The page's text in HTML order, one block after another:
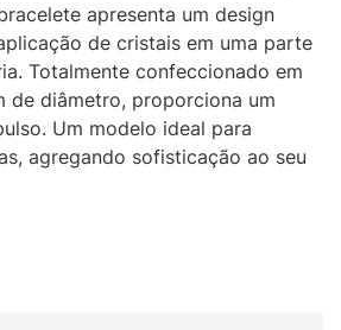
apresenta um design
de cristais em uma parte
Totalmente confeccionado em
de diâmetro, proporciona um
Um modelo ideal para
agregando sofisticação ao seu